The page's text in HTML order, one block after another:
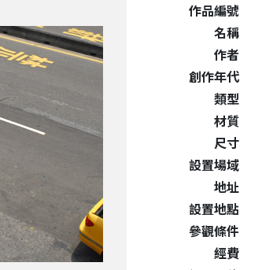
作品編號
名稱
作者
創作年代
類型
材質
尺寸
設置場域
地址
設置地點
參觀條件
經費